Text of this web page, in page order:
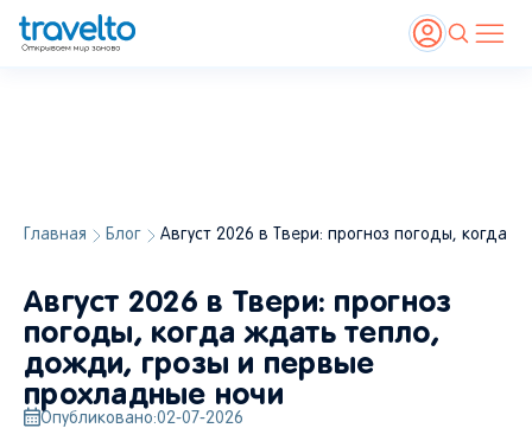
Главная Блог Август 2026 в Твери: прогноз погоды, когда
Август 2026 в Твери: прогноз
погоды, когда ждать тепло,
дожди, грозы и первые
прохладные ночи
Опубликовано:02-07-2026